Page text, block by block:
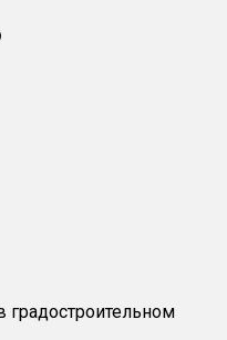
градостроительном